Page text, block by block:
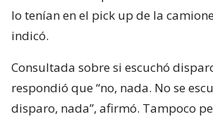
lo tenían en el pick up de la
indicó.
Consultada sobre si escuchó
respondió que “no, nada. No se
disparo, nada”, afirmó. Tampoco